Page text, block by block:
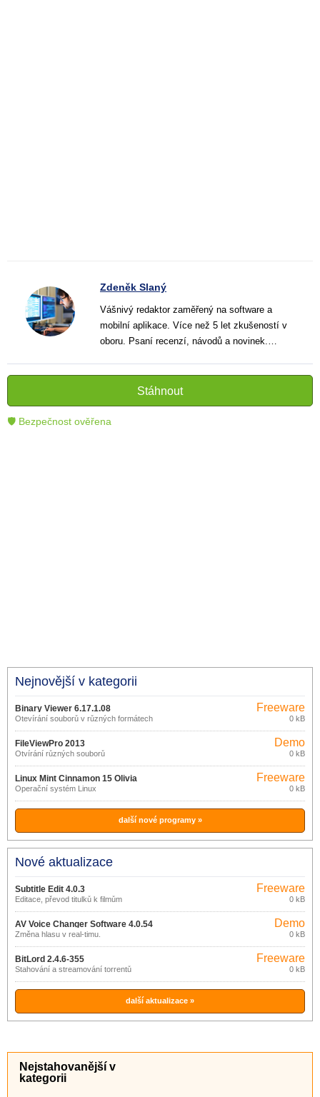
Zdeněk Slaný
Vášnivý redaktor zaměřený na software a
mobilní aplikace. Více než 5 let zkušeností v
oboru. Psaní recenzí, návodů a novinek.
pomáhají čtenářům lépe porozumět a využít
moderní technologie.
Stáhnout
🛡 Bezpečnost ověřena
Nejnovější v kategorii
Binary Viewer 6.17.1.08
Otevírání souborů v různých formátech
Freeware
0 kB
FileViewPro 2013
Otvírání různých souborů
Demo
0 kB
Linux Mint Cinnamon 15 Olivia
Operační systém Linux
Freeware
0 kB
další nové programy »
Nové aktualizace
Subtitle Edit 4.0.3
Editace, převod titulků k filmům
Freeware
0 kB
AV Voice Changer Software 4.0.54
Změna hlasu v real-timu.
Demo
0 kB
BitLord 2.4.6-355
Stahování a streamování torrentů
Freeware
0 kB
další aktualizace »
Nejstahovanější v
kategorii